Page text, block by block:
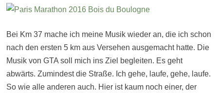
Bei Km 37 mache ich meine Musik wieder an, die ich schon
nach den ersten 5 km aus Versehen ausgemacht hatte. Die
Musik von GTA soll mich ins Ziel begleiten. Es geht
abwärts. Zumindest die Straße. Ich gehe, laufe, gehe, laufe.
So wie alle anderen auch. Hier ist kaum noch einer, der